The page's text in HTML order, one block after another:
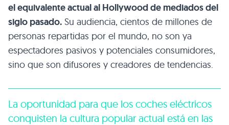
el equivalente actual al Hollywood de mediados del
siglo pasado. Su audiencia, cientos de millones de
personas repartidas por el mundo, no son ya
espectadores pasivos y potenciales consumidores,
sino que son difusores y creadores de tendencias.
La oportunidad para que los coches eléctricos
conquisten la cultura popular actual está en las